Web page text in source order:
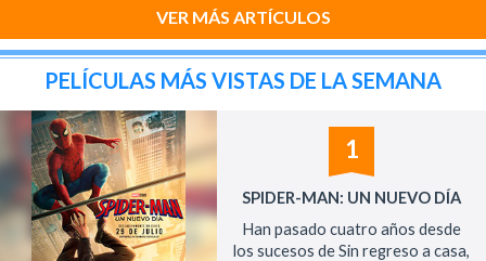
VER MÁS ARTÍCULOS
PELÍCULAS MÁS VISTAS DE LA SEMANA
1
SPIDER-MAN: UN NUEVO DÍA
Han pasado cuatro años desde
los sucesos de Sin regreso a casa,